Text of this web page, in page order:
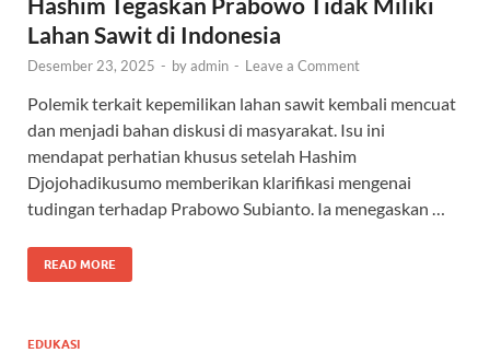
Lahan Sawit di Indonesia
Desember 23, 2025 - byadmin - Leave a Comment
Polemik terkait kepemilikan lahan sawit kembali mencuat
dan menjadi bahan diskusi di masyarakat. Isu ini
mendapat perhatian khusus setelah Hashim
Djojohadikusumo memberikan klarifikasi mengenai
tudingan terhadap Prabowo Subianto. Ia menegaskan …
READ MORE
EDUKASI